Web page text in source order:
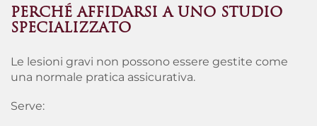
PERCHÉ AFFIDARSI A UNO STUDIO
SPECIALIZZATO
Le lesioni gravi non possono essere gestite come
una normale pratica assicurativa.
Serve: